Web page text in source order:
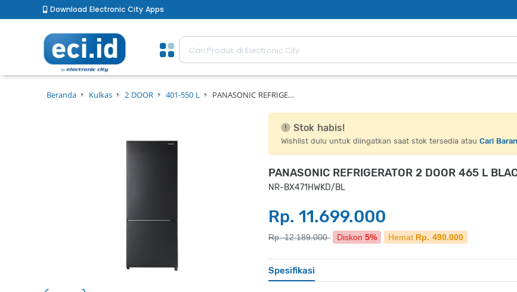
Download Electronic City Apps
Beranda Kulkas 2 DOOR 401-550 L PANASONIC REFRIGE…
Stok habis!
Wishlist dulu untuk diingatkan saat stok tersedia atauCari
PANASONIC REFRIGERATOR 2 DOOR 465 L
NR-BX471HWKD/BL
Rp. 11.699.000
Rp. 12.189.000 Diskon 5% Hemat Rp. 490.000
Spesifikasi